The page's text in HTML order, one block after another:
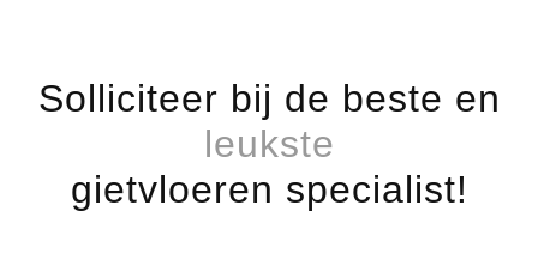
Solliciteer bij de beste en
leukste
gietvloeren specialist!